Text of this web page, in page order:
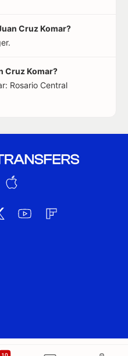
Cruz Komar?
Cruz Komar?
Rosario Central